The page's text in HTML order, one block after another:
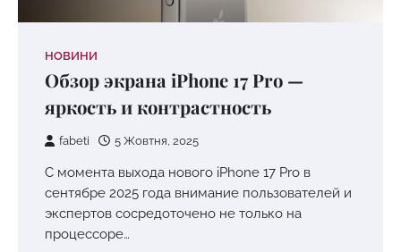
НОВИНИ
Обзор экрана iPhone 17 Pro —
яркость и контрастность
fabeti 5 Жовтня, 2025
С момента выхода нового iPhone 17 Pro в
сентябре 2025 года внимание пользователей и
экспертов сосредоточено не только на
процессоре…